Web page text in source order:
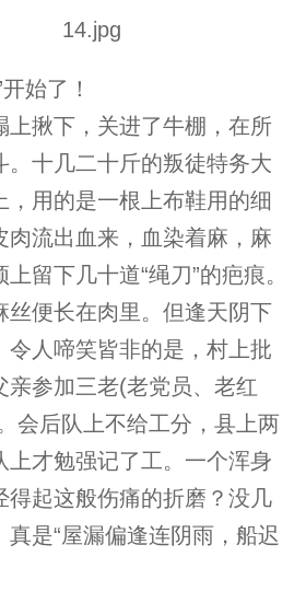
始了！
上揪下，关进了牛棚，在所
。十几二十斤的叛徒特务大
，用的是一根上布鞋用的细
肉流出血来，血染着麻，麻
留下几十道“绳刀”的疤痕。
丝便长在肉里。但逢天阴下
令人啼笑皆非的是，村上批
亲参加三老(老党员、老红
会后队上不给工分，县上两
上才勉强记了工。一个浑身
得起这般伤痛的折磨？没几
是“屋漏偏逢连阴雨，船迟